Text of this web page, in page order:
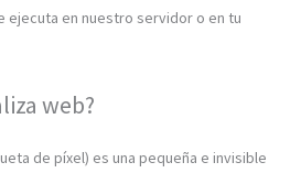
ejecuta en nuestro servidor o en tu
web?
de píxel) es una pequeña e invisible